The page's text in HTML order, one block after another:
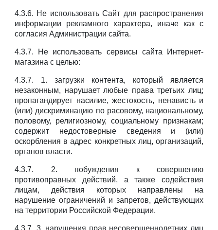
4.3.6. Не использовать Сайт для распространения
информации рекламного характера, иначе как с
согласия Администрации сайта.
4.3.7. Не использовать сервисы сайта Интернет-
магазина с целью:
4.3.7. 1. загрузки контента, который является
незаконным, нарушает любые права третьих лиц;
пропагандирует насилие, жестокость, ненависть и
(или) дискриминацию по расовому, национальному,
половому, религиозному, социальному признакам;
содержит недостоверные сведения и (или)
оскорбления в адрес конкретных лиц, организаций,
органов власти.
4.3.7. 2. побуждения к совершению
противоправных действий, а также содействия
лицам, действия которых направлены на
нарушение ограничений и запретов, действующих
на территории Российской Федерации.
4.3.7. 3. нарушения прав несовершеннолетних лиц